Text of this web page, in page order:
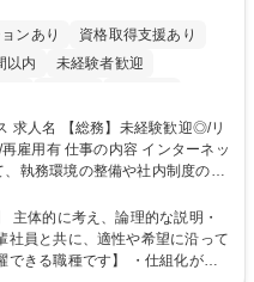
ンあり
資格取得支援あり
以内
未経験者歓迎
以内 土日祝休み 服装自由
ンターネッ
執務環境の整備や社内制度の検
し、間接的に会社の生産性向上
ンテナンスや維持管理に加え、
、会社全体を巻き込み課題解決
体的に考え、論理的な説明・
社員と共に、適性や希望に沿って